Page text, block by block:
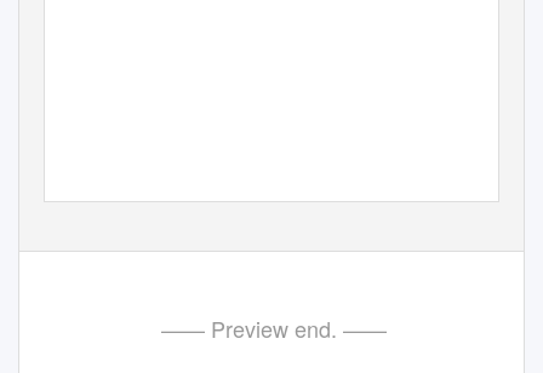
—— Preview end. ——